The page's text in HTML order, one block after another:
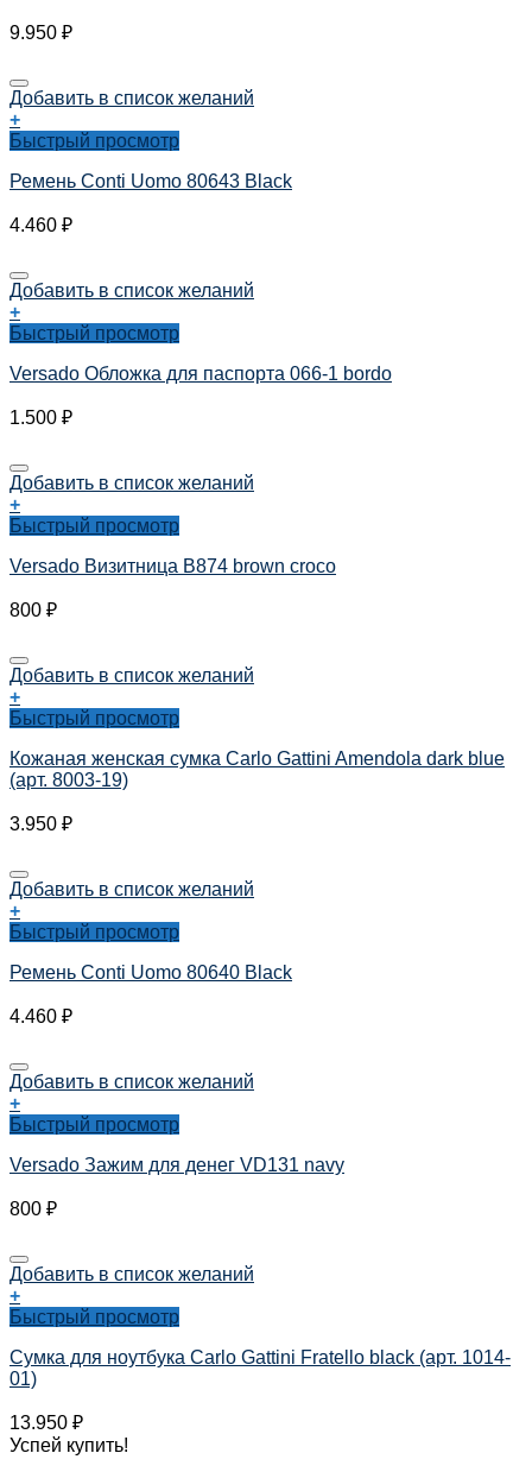
9.950 ₽
Добавить в список желаний
+
Быстрый просмотр
Ремень Conti Uomo 80643 Black
4.460 ₽
Добавить в список желаний
+
Быстрый просмотр
Versado Обложка для паспорта 066-1 bordo
1.500 ₽
Добавить в список желаний
+
Быстрый просмотр
Versado Визитница B874 brown croco
800 ₽
Добавить в список желаний
+
Быстрый просмотр
Кожаная женская сумка Carlo Gattini Amendola dark blue
(арт. 8003-19)
3.950 ₽
Добавить в список желаний
+
Быстрый просмотр
Ремень Conti Uomo 80640 Black
4.460 ₽
Добавить в список желаний
+
Быстрый просмотр
Versado Зажим для денег VD131 navy
800 ₽
Добавить в список желаний
+
Быстрый просмотр
Сумка для ноутбука Carlo Gattini Fratello black (арт. 1014-
01)
13.950 ₽
Успей купить!